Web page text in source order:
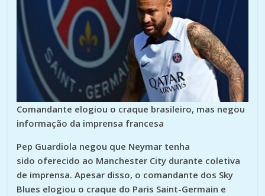
Comandante elogiou o craque brasileiro, mas negou
informação da imprensa francesa
Pep Guardiola negou que Neymar tenha
sido oferecido ao Manchester City durante coletiva
de imprensa. Apesar disso, o comandante dos Sky
Blues elogiou o craque do Paris Saint-Germain e